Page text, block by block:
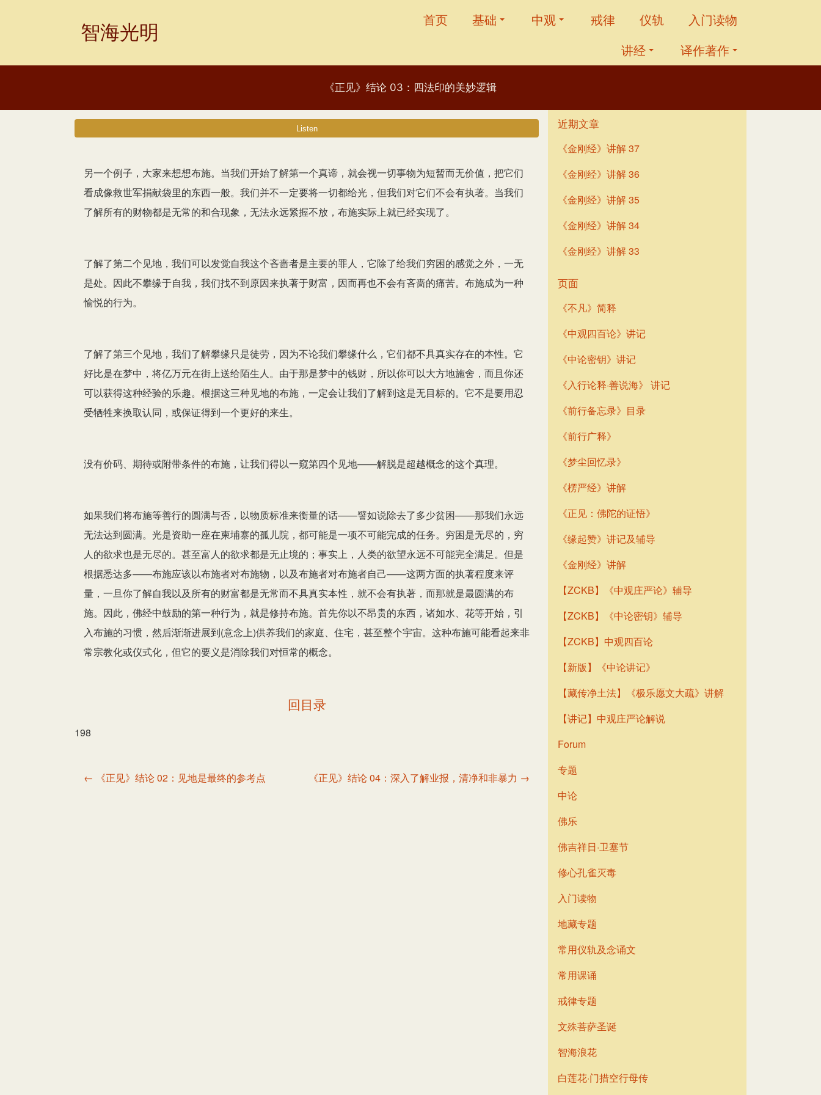
智海光明 首页 基础 中观 戒律 仪轨
入门读物
讲经
译作著作
《正见》结论 03：四法印的美妙逻辑
另一个例子，大家来想想布施。当我们开始了解第一个真谛，就会视一切事物为短暂而无价值，把它们
看成像救世军捐献袋里的东西一般。我们并不一定要将一切都给光，但我们对它们不会有执著。当我们
了解所有的财物都是无常的和合现象，无法永远紧握不放，布施实际上就已经实现了。
了解了第二个见地，我们可以发觉自我这个吝啬者是主要的罪人，它除了给我们穷困的感觉之外，一无
是处。因此不攀缘于自我，我们找不到原因来执著于财富，因而再也不会有吝啬的痛苦。布施成为一种
愉悦的行为。
了解了第三个见地，我们了解攀缘只是徒劳，因为不论我们攀缘什么，它们都不具真实存在的本性。它
好比是在梦中，将亿万元在街上送给陌生人。由于那是梦中的钱财，所以你可以大方地施舍，而且你还
可以获得这种经验的乐趣。根据这三种见地的布施，一定会让我们了解到这是无目标的。它不是要用忍
受牺牲来换取认同，或保证得到一个更好的来生。
没有价码、期待或附带条件的布施，让我们得以一窥第四个见地——解脱是超越概念的这个真理。
如果我们将布施等善行的圆满与否，以物质标准来衡量的话——譬如说除去了多少贫困——那我们永远
无法达到圆满。光是资助一座在柬埔寨的孤儿院，都可能是一项不可能完成的任务。穷困是无尽的，穷
人的欲求也是无尽的。甚至富人的欲求都是无止境的；事实上，人类的欲望永远不可能完全满足。但是
根据悉达多——布施应该以布施者对布施物，以及布施者对布施者自己——这两方面的执著程度来评
量，一旦你了解自我以及所有的财富都是无常而不具真实本性，就不会有执著，而那就是最圆满的布
施。因此，佛经中鼓励的第一种行为，就是修持布施。首先你以不昂贵的东西，诸如水、花等开始，引
入布施的习惯，然后渐渐进展到(意念上)供养我们的家庭、住宅，甚至整个宇宙。这种布施可能看起来非
常宗教化或仪式化，但它的要义是消除我们对恒常的概念。
回目录
198
文
章
← 《正见》结论 02：见地是最终的参考点 《正见》结论 04：深入了解业报，清净和非暴力 →
近期文章
《金刚经》讲解 37
《金刚经》讲解 36
《金刚经》讲解 35
《金刚经》讲解 34
《金刚经》讲解 33
页面
《不凡》简释
《中观四百论》讲记
《中论密钥》讲记
《入行论释·善说海》 讲记
《前行备忘录》目录
《前行广释》
《梦尘回忆录》
《楞严经》讲解
《正见：佛陀的证悟》
《缘起赞》讲记及辅导
《金刚经》讲解
【ZCKB】《中观庄严论》辅导
【ZCKB】《中论密钥》辅导
【ZCKB】中观四百论
【新版】《中论讲记》
【藏传净土法】《极乐愿文大疏》讲解
【讲记】中观庄严论解说
Forum
专题
中论
佛乐
佛吉祥日·卫塞节
修心孔雀灭毒
入门读物
地藏专题
常用仪轨及念诵文
常用课诵
戒律专题
文殊菩萨圣诞
智海浪花
白莲花·门措空行母传